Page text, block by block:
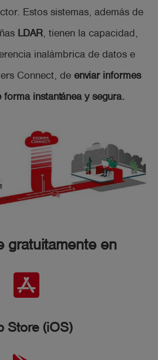
Estos sistemas, además de
LDAR , tienen la capacidad,
inalámbrica de datos e
Connect, de enviar informes
instantánea y segura.
gratuitamente en
Store (iOS)